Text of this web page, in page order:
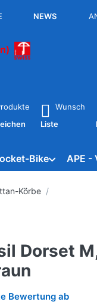
NEWS
Drücken
Wunsch
Liste
Bike APE -
Körbe
Dorset
Bewertung ab